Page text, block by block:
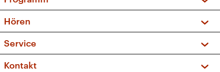
Sendungen und Podcasts
Musikliste
Kakadu – Das Kinderprogramm
Hören
Frequenzen (UKW + DAB+)
Service
FAQ
Kontakt